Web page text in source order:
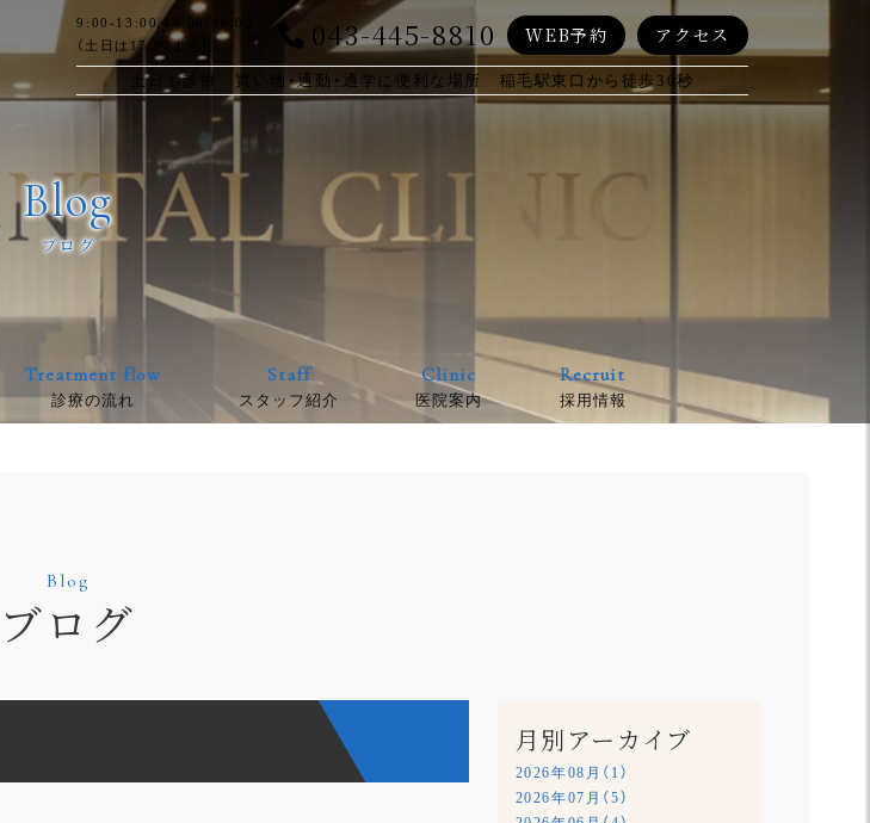
9:00-13:00/14:00-18:00
（土日は17:00まで）
043-445-8810 WEB予約 アクセス
土日も診療 買い物・通勤・通学に便利な場所 稲毛駅東口から徒歩30秒
Blog
ブログ
Treatment flow
診療の流れ
Staff
スタッフ紹介
Clinic
医院案内
Recruit
採用情報
Blog
ブログ
月別アーカイブ
2026年08月（1）
2026年07月（5）